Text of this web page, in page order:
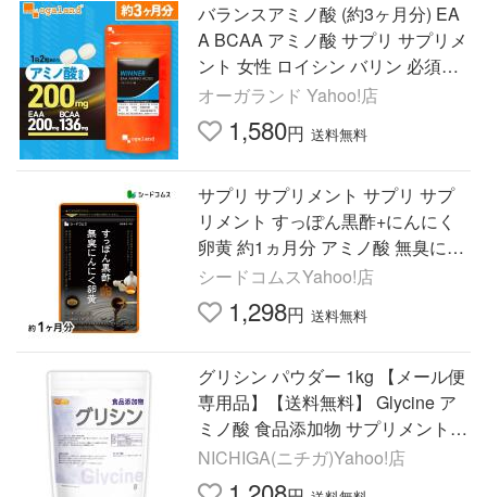
バランスアミノ酸 (約3ヶ月分) EA
A BCAA アミノ酸 サプリ サプリメ
ント 女性 ロイシン バリン 必須ア
ミノ酸 食事 運動のサポート ポイ
ント利用
オーガランド Yahoo!店
1,580円 送料無料
サプリ サプリメント サプリ サプ
リメント すっぽん黒酢+にんにく
卵黄 約1ヵ月分 アミノ酸 無臭にん
にく 送料無料 ダイエット
シードコムスYahoo!店
1,298円 送料無料
グリシン パウダー 1kg 【メール便
専用品】【送料無料】 Glycine ア
ミノ酸 食品添加物 サプリメント [0
1] NICHIGA(ニチガ)
NICHIGA(ニチガ)Yahoo!店